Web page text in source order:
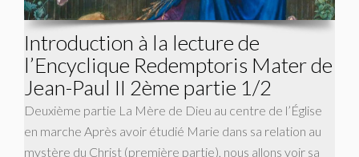
Introduction à la lecture de
l’Encyclique Redemptoris Mater de
Jean-Paul II 2ème partie 1/2
Deuxième partie La Mère de Dieu au centre de l’Église
en marche Après avoir étudié Marie dans sa relation au
mystère du Christ (première partie), nous allons voir sa